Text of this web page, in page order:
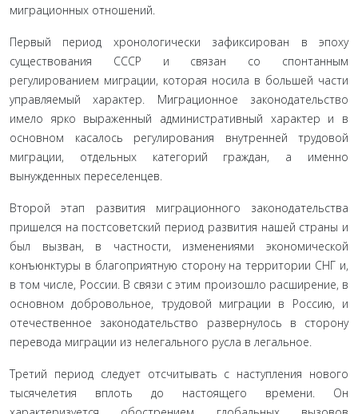
миграционных отношений.
Первый период хронологически зафиксирован в эпоху
существования СССР и связан со спонтанным
регулированием миграции, которая носила в боль­шей части
управляемый характер. Миграционное законодательство
имело ярко выраженный админи­стративный характер и в
основном касалось регули­рования внутренней трудовой
миграции, отдельных категорий граждан, а именно
вынужденных пересе­ленцев.
Второй этап развития миграционного зако­нодательства
пришелся на постсоветский период развития нашей страны и
был вызван, в частности, изменениями экономической
конъюнктуры в благо­приятную сторону на территории СНГ и,
в том чис­ле, России. В связи с этим произошло расширение, в
основном добровольное, трудовой миграции в Рос­сию, и
отечественное законодательство развернулось в сторону
перевода миграции из нелегального русла в легальное.
Третий период следует отсчитывать с насту­пления нового
тысячелетия вплоть до настоящего времени. Он